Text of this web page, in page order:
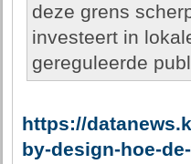
deze grens
investeert in
gereguleerde
https://
by-design-hoe-